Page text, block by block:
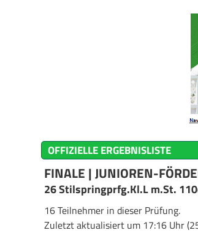
OFFIZIELLE ERGEBNISLISTE
FINALE | JUNIOREN-
26 Stilspringprfg.Kl.L m.St.
16 Teilnehmer in dieser Prüfung.
Zuletzt aktualisiert um 17:16 Uhr